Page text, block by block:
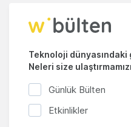
Teknoloji
Neleri size
Günlük Bülten
Etkinlikler